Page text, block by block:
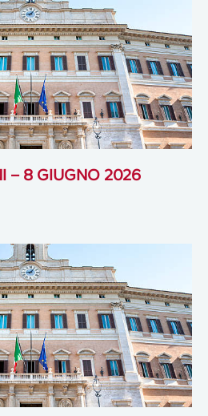
– 8 GIUGNO 2026